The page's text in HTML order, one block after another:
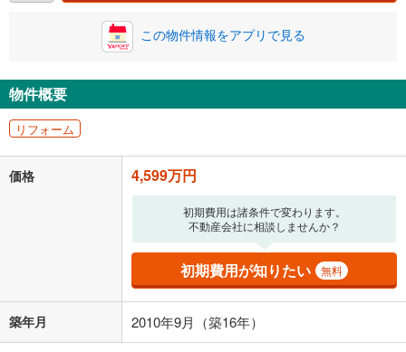
0円
ナス時の増額分（1回分）を入力してください。
ボーナス払いの限度額は金融機関によって異なります。
閉じる
月々の返済額
「金利」については、ご利用を予定されている金融機関等にご確認の
上、ご自身での入力をお願いいたします。初期設定で自動入力されてい
る値は、実際の金融機関等における貸出金利とは何ら関係がなく、実際
の金融機関等における貸出金利を何ら保証するものではありません。返
済方法「元利均等返済」にて算出しております。入力された金利を35年
適用した場合の計算結果を表示しています。
その他月額費用や、初期費用がかかります。ご注意ください。実際にお
借り入れの際は各金融機関等に、必ずご自身でご確認をお願いいたしま
す。
条件によってお借り入れができないことがあります。
この物件情報をアプリで見る
物件概要
リフォーム
価格 4,599万円
初期費用は諸条件で変わります。
不動産会社に相談しませんか？
初期費用が知りたい 無料
築年月 2010年9月（築16年）